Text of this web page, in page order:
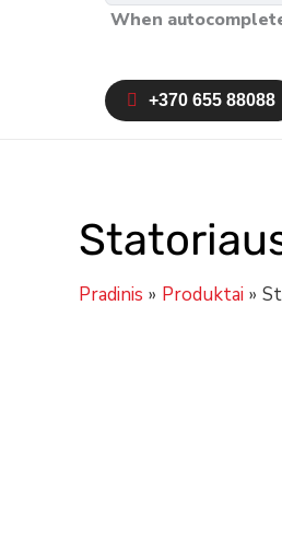
When
+370 655 88088
Pradinis Produktai